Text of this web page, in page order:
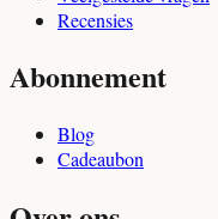
Recensies
Abonnement
Blog
Cadeaubon